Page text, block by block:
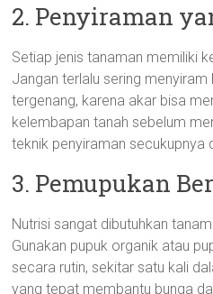
2. Penyiraman
Setiap jenis tanaman memiliki
Jangan terlalu sering menyiram
tergenang, karena akar bisa
kelembapan tanah sebelum
teknik penyiraman secukupnya
3. Pemupukan
Nutrisi sangat dibutuhkan
Gunakan pupuk organik atau
secara rutin, sekitar satu kali
yang tepat membantu bunga